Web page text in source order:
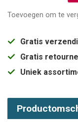
Toevoegen om te
Gratis
Gratis
Uniek